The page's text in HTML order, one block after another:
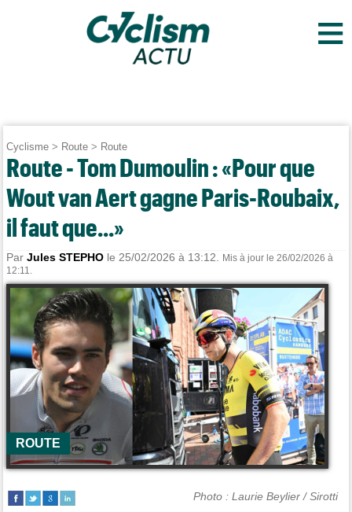
≡
Cyclisme > Route > Route
Route - Tom Dumoulin : «Pour que
Wout van Aert gagne Paris-Roubaix,
il faut que...»
ParJules STEPHO le 25/02/2026 à 13:12.
Mis à jour le 26/02/2026 à
12:11.
ROUTE
Photo : Laurie Beylier / Sirotti